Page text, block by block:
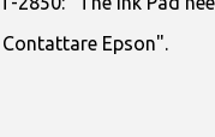
Epson".